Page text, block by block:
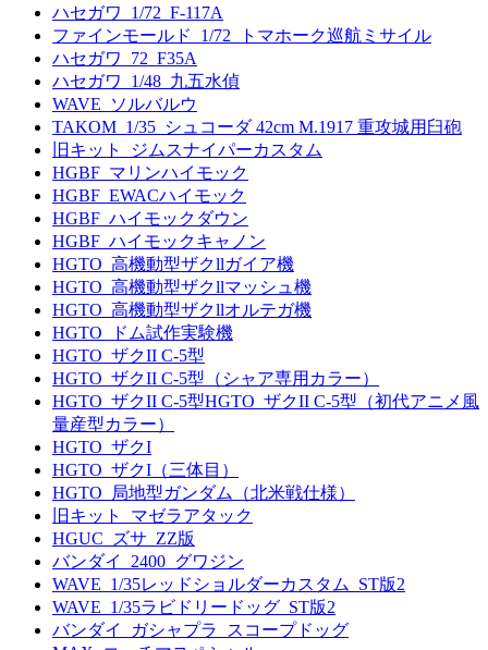
ハセガワ_1/72_F-117A
ファインモールド_1/72_トマホーク巡航ミサイル
ハセガワ_72_F35A
ハセガワ_1/48_九五水偵
WAVE_ソルバルウ
TAKOM_1/35_シュコーダ 42cm M.1917 重攻城用臼砲
旧キット_ジムスナイパーカスタム
HGBF_マリンハイモック
HGBF_EWACハイモック
HGBF_ハイモックダウン
HGBF_ハイモックキャノン
HGTO_高機動型ザクllガイア機
HGTO_高機動型ザクllマッシュ機
HGTO_高機動型ザクllオルテガ機
HGTO_ドム試作実験機
HGTO_ザクII C-5型
HGTO_ザクII C-5型（シャア専用カラー）
HGTO_ザクII C-5型HGTO_ザクII C-5型（初代アニメ風
量産型カラー）
HGTO_ザクI
HGTO_ザクI（三体目）
HGTO_局地型ガンダム（北米戦仕様）
旧キット_マゼラアタック
HGUC_ズサ_ZZ版
バンダイ_2400_グワジン
WAVE_1/35レッドショルダーカスタム_ST版2
WAVE_1/35ラビドリードッグ_ST版2
バンダイ_ガシャプラ_スコープドッグ